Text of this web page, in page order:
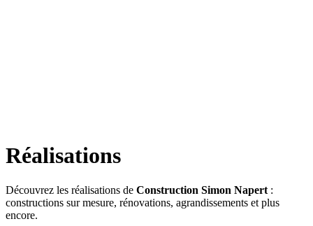
Réalisations
Découvrez les réalisations de Construction Simon Napert :
constructions sur mesure, rénovations, agrandissements et plus
encore.